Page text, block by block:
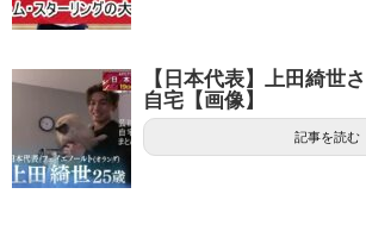
【日本代表】上田綺世
自宅【画像】
記事を読む